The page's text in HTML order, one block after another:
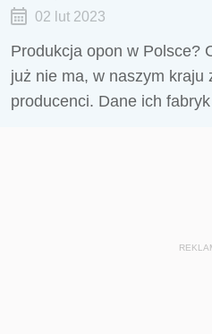
02 lut 2023
Produkcja opon w Polsce?
już nie ma, w naszym kraju
producenci. Dane ich